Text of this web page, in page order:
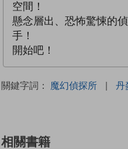
空間！
懸念層出、恐怖驚悚的
手！
開始吧！
關鍵字詞： 魔幻偵探所 | 丹
相關書籍